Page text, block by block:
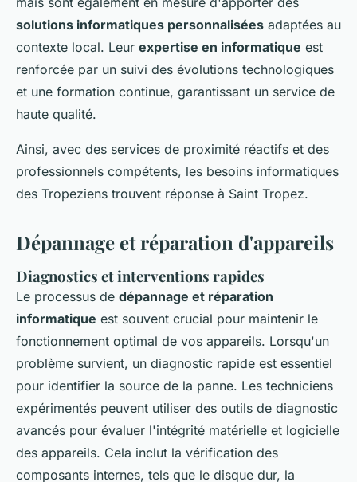
solutions informatiques personnalisées adaptées au
contexte local. Leur expertise en informatique est
renforcée par un suivi des évolutions technologiques
et une formation continue, garantissant un service de
haute qualité.
Ainsi, avec des services de proximité réactifs et des
professionnels compétents, les besoins informatiques
des Tropeziens trouvent réponse à Saint Tropez.
Dépannage et réparation d'appareils
Diagnostics et interventions rapides
Le processus de dépannage et réparation
informatique est souvent crucial pour maintenir le
fonctionnement optimal de vos appareils. Lorsqu'un
problème survient, un diagnostic rapide est essentiel
pour identifier la source de la panne. Les techniciens
expérimentés peuvent utiliser des outils de diagnostic
avancés pour évaluer l'intégrité matérielle et logicielle
des appareils. Cela inclut la vérification des
composants internes, tels que le disque dur, la